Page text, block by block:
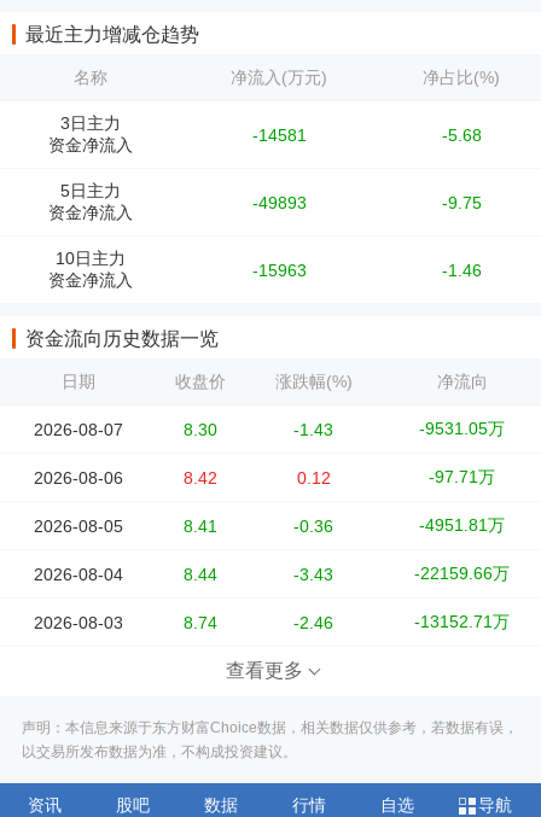
最近主力增减仓趋势
名称 净流入(万元) 净占比(%)
3日主力
资金净流入
-14581 -5.68
5日主力
资金净流入
-49893 -9.75
10日主力
资金净流入
-15963 -1.46
资金流向历史数据一览
日期 收盘价 涨跌幅(%) 净流向
2026-08-07 8.30 -1.43 -9531.05万
2026-08-06 8.42 0.12 -97.71万
2026-08-05 8.41 -0.36 -4951.81万
2026-08-04 8.44 -3.43 -22159.66万
2026-08-03 8.74 -2.46 -13152.71万
查看更多
声明：本信息来源于东方财富Choice数据，相关数据仅供参考，若数据有误，
以交易所发布数据为准，不构成投资建议。
资讯 股吧 数据 行情 自选 导航